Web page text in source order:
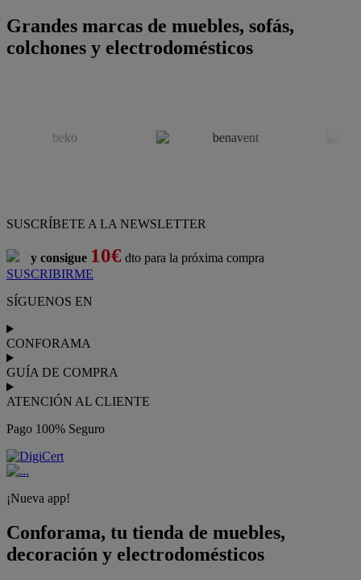
Grandes marcas de muebles, sofás,
colchones y electrodomésticos
SUSCRÍBETE A LA NEWSLETTER
y consigue 10€ dto para la próxima compra
SUSCRIBIRME
SÍGUENOS EN
CONFORAMA
GUÍA DE COMPRA
ATENCIÓN AL CLIENTE
Pago 100% Seguro
¡Nueva app!
Conforama, tu tienda de muebles,
decoración y electrodomésticos